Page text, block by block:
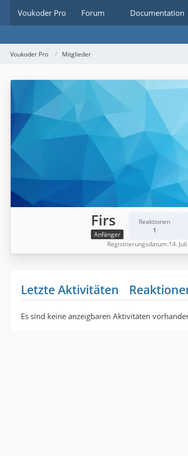
Voukoder Pro Forum Documentation
Voukoder Pro Mitglieder
Firs
Anfänger
Reaktionen
1
Registrierungsdatum 14.
Letzte Aktivitäten
Es sind keine anzeigbaren Aktivitäten